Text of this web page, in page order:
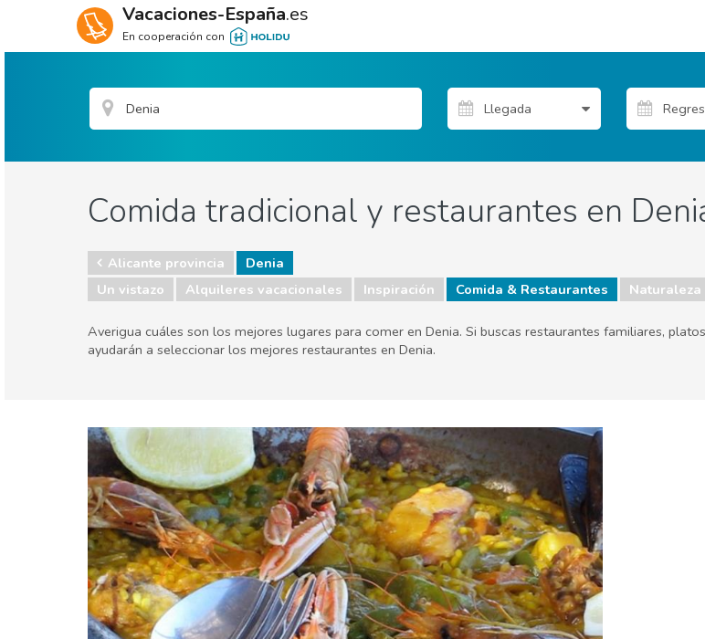
Vacaciones-España.es
En cooperación con
Comida tradicional y restaurantes en
Alicante provincia
Denia
Un vistazo
Alquileres vacacionales Inspiración Comida & Restaurantes
Averigua cuáles son los mejores lugares para comer en Denia. Si buscas restaurantes familiares,
ayudarán a seleccionar los mejores restaurantes en Denia.
Comida & Restaurantes
Naturaleza & aire libre Playas